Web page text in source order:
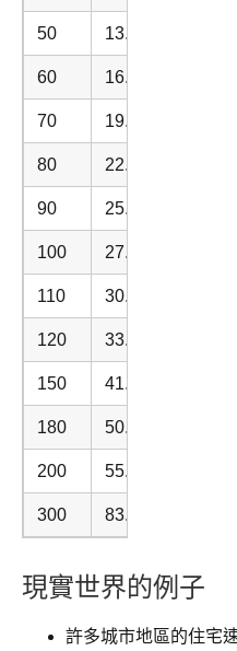
50 13.8889
60 16.6667
70 19.4444
80 22.2222
90 25.0000
100 27.7778
110 30.5556
120 33.3333
150 41.6667
180 50.0000
200 55.5556
300 83.3333
現實世界的例子
許多城市地區的住宅